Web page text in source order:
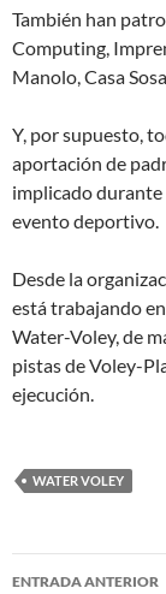
También han
Computing,
Manolo, Casa
Y, por supuesto,
aportación de
implicado durante
evento deportivo.
Desde la
está trabajando
Water-Voley, de
pistas de Voley-
ejecución.
WATER VOLEY
Navegación
ENTRADA ANTERIOR